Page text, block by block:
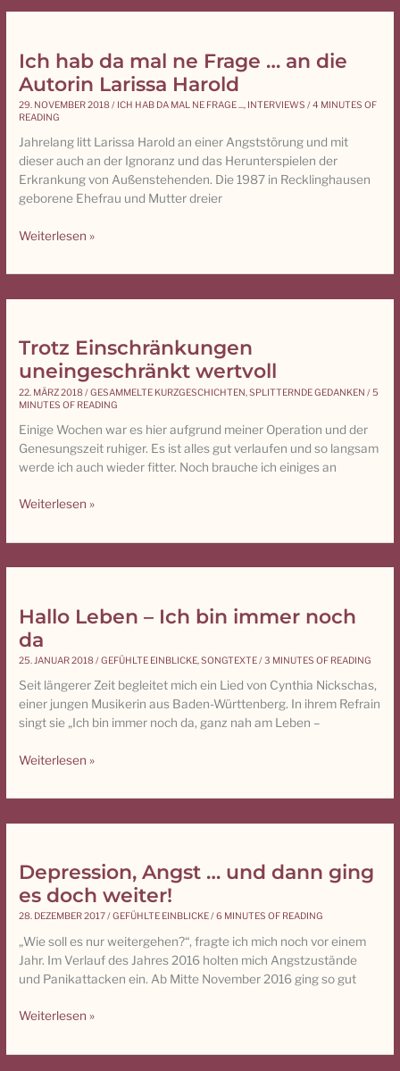
Ich hab da mal ne Frage … an die
Autorin Larissa Harold
29. NOVEMBER 2018/ ICH HAB DA MAL NE FRAGE ..., INTERVIEWS /4 MINUTES OF
READING
Jahrelang litt Larissa Harold an einer Angststörung und mit
dieser auch an der Ignoranz und das Herunterspielen der
Erkrankung von Außenstehenden. Die 1987 in Recklinghausen
geborene Ehefrau und Mutter dreier
Ich
hab
da
mal
Frage
…
an
die
Larissa
Weiterlesen »
Trotz Einschränkungen
uneingeschränkt wertvoll
22. MÄRZ 2018/GESAMMELTE KURZGESCHICHTEN ,SPLITTERNDE GEDANKEN /5
MINUTES OF READING
Einige Wochen war es hier aufgrund meiner Operation und der
Genesungszeit ruhiger. Es ist alles gut verlaufen und so langsam
werde ich auch wieder fitter. Noch brauche ich einiges an
Trotz
Einschränkungen
uneingeschränkt
wertvoll
Weiterlesen »
Hallo Leben – Ich bin immer noch
da
25. JANUAR 2018/GEFÜHLTE EINBLICKE,SONGTEXTE/3 MINUTES OF READING
Seit längerer Zeit begleitet mich ein Lied von Cynthia Nickschas,
einer jungen Musikerin aus Baden-Württenberg. In ihrem Refrain
singt sie „Ich bin immer noch da, ganz nah am Leben –
Hallo
Leben
–
Ich
bin
immer
noch
Weiterlesen »
Depression, Angst … und dann ging
es doch weiter!
28. DEZEMBER 2017/GEFÜHLTE EINBLICKE/6 MINUTES OF READING
„Wie soll es nur weitergehen?“, fragte ich mich noch vor einem
Jahr. Im Verlauf des Jahres 2016 holten mich Angstzustände
und Panikattacken ein. Ab Mitte November 2016 ging so gut
Depression,
Angst
…
dann
ging
es
weiter!
Weiterlesen »